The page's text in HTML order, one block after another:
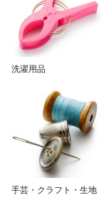
洗濯用品
手芸・クラフト・生地